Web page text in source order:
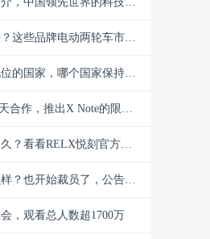
这些品牌电动两轮车市场
的国家，哪个国家保持科
合作，推出X Note的限量
？看看RELX悦刻官方微
？也开始裁员了，公告宣
，观看总人数超1700万